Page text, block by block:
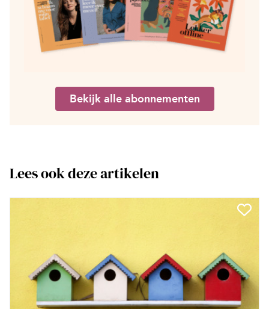
Bekijk alle abonnementen
Lees ook deze artikelen